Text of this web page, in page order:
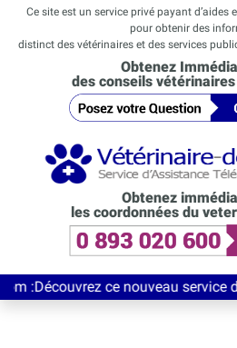
Ce site est un service privé payant d’aides
pour obtenir des
distinct des vétérinaires et des services
Obtenez
des conseils
Obtenez
les coordonnées du
ce nouveau service de